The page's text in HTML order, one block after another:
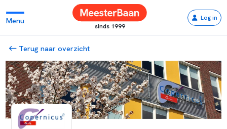
Menu
sinds 1999
Log in
Terug naar overzicht